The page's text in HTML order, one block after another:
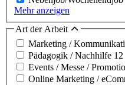
Mehr anzeigen
Art der Arbeit
Marketing /
Pädagogik / Nachhilfe 12
Events / Messe /
Online Marketing /